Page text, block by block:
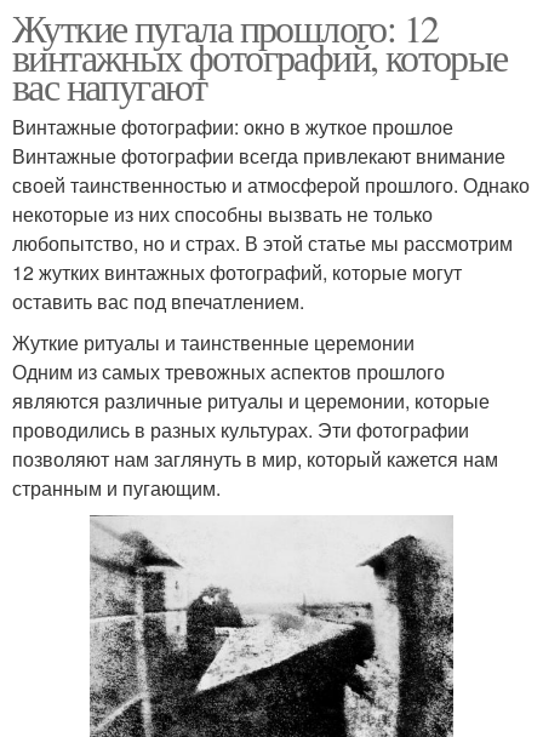
Жуткие пугала прошлого: 12
винтажных фотографий, которые
вас напугают
Винтажные фотографии: окно в жуткое прошлое
Винтажные фотографии всегда привлекают внимание
своей таинственностью и атмосферой прошлого. Однако
некоторые из них способны вызвать не только
любопытство, но и страх. В этой статье мы рассмотрим
12 жутких винтажных фотографий, которые могут
оставить вас под впечатлением.
Жуткие ритуалы и таинственные церемонии
Одним из самых тревожных аспектов прошлого
являются различные ритуалы и церемонии, которые
проводились в разных культурах. Эти фотографии
позволяют нам заглянуть в мир, который кажется нам
странным и пугающим.